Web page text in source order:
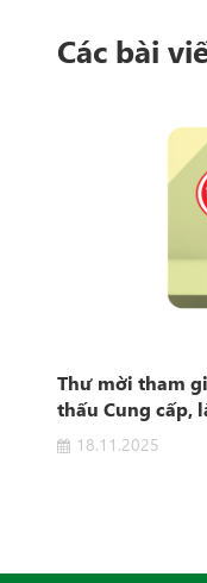
Các bài
Thư mời tham
thấu Cung cấp,
khu vực sản xuất
18.11.2025